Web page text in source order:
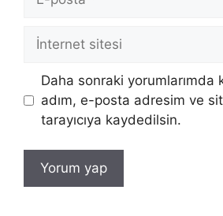
posta
İnternet
sitesi
Daha sonraki yorumlarımda
adım, e-posta adresim ve
tarayıcıya kaydedilsin.